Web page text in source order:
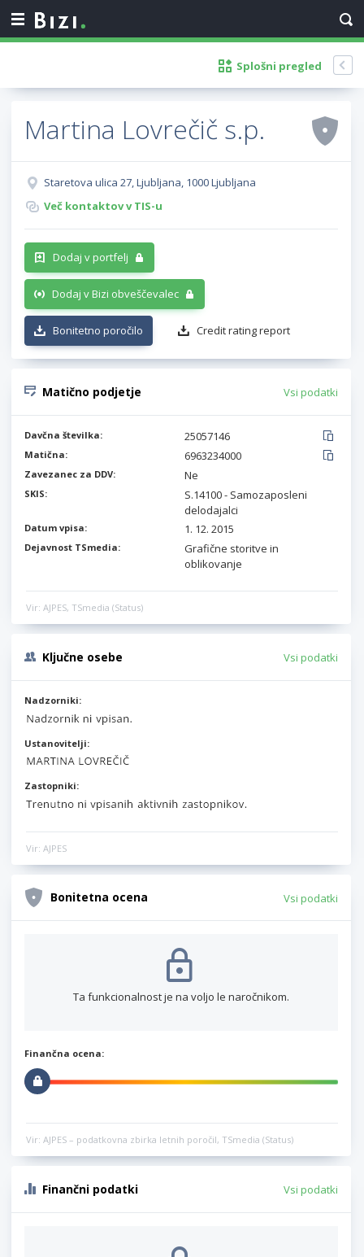
Splošni pregled
Martina Lovrečič s.p.
Staretova ulica 27, Ljubljana, 1000 Ljubljana
Več kontaktov v TIS-u
Dodaj v portfelj
Dodaj v Bizi obveščevalec
Bonitetno poročilo Credit rating report
Matično podjetje Vsi podatki
Davčna številka: 25057146
Matična: 6963234000
Zavezanec za DDV: Ne
SKIS:
S.14100 - Samozaposleni
delodajalci
Datum vpisa: 1. 12. 2015
Dejavnost TSmedia:
Grafične storitve in
oblikovanje
Vir: AJPES, TSmedia (Status)
Ključne osebe Vsi podatki
Nadzorniki:
Ustanovitelji:
Zastopniki:
Vir: AJPES
Bonitetna ocena Vsi podatki
Ta funkcionalnost je na voljo le naročnikom.
Finančna ocena:
Vir: AJPES – podatkovna zbirka letnih poročil, TSmedia (Status)
Finančni podatki Vsi podatki